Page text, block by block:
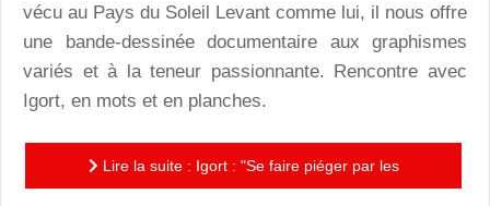
vécu au Pays du Soleil Levant comme lui, il nous offre
une bande-dessinée documentaire aux graphismes
variés et à la teneur passionnante. Rencontre avec
Igort, en mots et en planches.
Lire la suite : Igort : "Se faire piéger par les